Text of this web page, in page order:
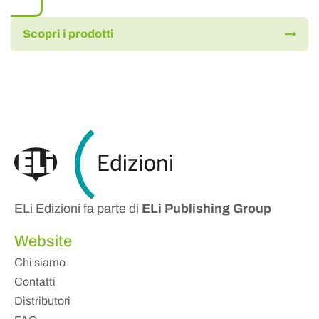
Scopri i prodotti
ELi Edizioni fa parte di ELi Publishing Group
Website
Chi siamo
Contatti
Distributori